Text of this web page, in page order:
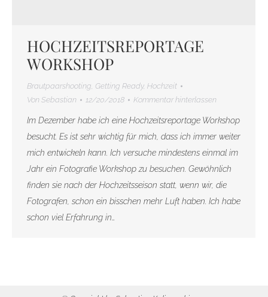
HOCHZEITSREPORTAGE
WORKSHOP
Brautpaarshooting, Getting Ready, Hochzeit
Von Sebastian 12/20/2018 Kommentar hinterlassen
Im Dezember habe ich eine Hochzeitsreportage Workshop
besucht. Es ist sehr wichtig für mich, dass ich immer weiter
mich entwickeln kann. Ich versuche mindestens einmal im
Jahr ein Fotografie Workshop zu besuchen. Gewöhnlich
finden sie nach der Hochzeitsseison statt, wenn wir, die
Fotografen, schon ein bisschen mehr Luft haben. Ich habe
schon viel Erfahrung in…